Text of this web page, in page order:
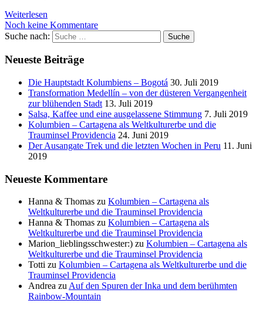
Weiterlesen
Noch keine Kommentare
Suche nach:
Suche
Neueste Beiträge
Die Hauptstadt Kolumbiens – Bogotá 30. Juli 2019
Transformation Medellín – von der düsteren Vergangenheit
zur blühenden Stadt 13. Juli 2019
Salsa, Kaffee und eine ausgelassene Stimmung 7. Juli 2019
Kolumbien – Cartagena als Weltkulturerbe und die
Trauminsel Providencia 24. Juni 2019
Der Ausangate Trek und die letzten Wochen in Peru 11. Juni
2019
Neueste Kommentare
Hanna & Thomas zu Kolumbien – Cartagena als
Weltkulturerbe und die Trauminsel Providencia
Hanna & Thomas zu Kolumbien – Cartagena als
Weltkulturerbe und die Trauminsel Providencia
Marion_lieblingsschwester:) zu Kolumbien – Cartagena als
Weltkulturerbe und die Trauminsel Providencia
Totti zu Kolumbien – Cartagena als Weltkulturerbe und die
Trauminsel Providencia
Andrea zu Auf den Spuren der Inka und dem berühmten
Rainbow-Mountain